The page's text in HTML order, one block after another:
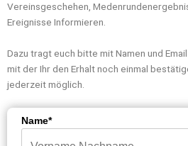
Vereinsgeschehen,
Ereignisse Informieren.
Dazu tragt euch bitte mit Namen und
mit der Ihr den Erhalt noch einmal
jederzeit möglich.
Name*